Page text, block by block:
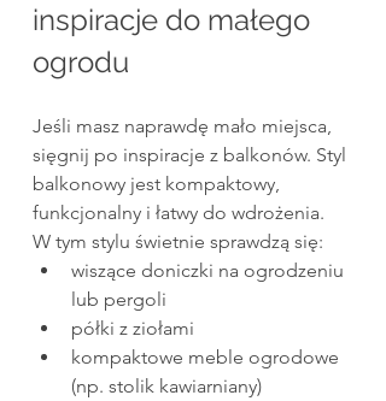
inspiracje do małego
ogrodu
Jeśli masz naprawdę mało miejsca,
sięgnij po inspiracje z balkonów. Styl
balkonowy jest kompaktowy,
funkcjonalny i łatwy do wdrożenia.
W tym stylu świetnie sprawdzą się:
wiszące doniczki na ogrodzeniu
lub pergoli
półki z ziołami
kompaktowe meble ogrodowe
(np. stolik kawiarniany)